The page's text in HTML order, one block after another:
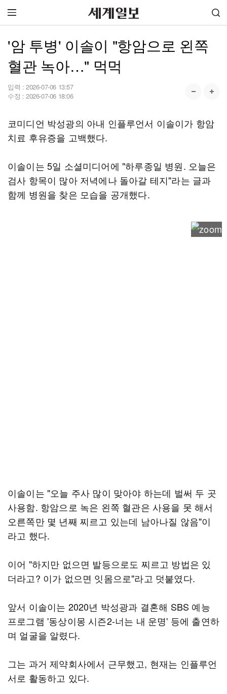
'암 투병' 이솔이 "항암으로 왼쪽
혈관 녹아…" 먹먹
입력 : 2026-07-06 13:57
수정 : 2026-07-06 18:06
코미디언 박성광의 아내 인플루언서 이솔이가 항암
치료 후유증을 고백했다.
이솔이는 5일 소셜미디어에 "하루종일 병원. 오늘은
검사 항목이 많아 저녁에나 돌아갈 테지"라는 글과
함께 병원을 찾은 모습을 공개했다.
이솔이는 "오늘 주사 많이 맞아야 하는데 벌써 두 곳
사용함. 항암으로 녹은 왼쪽 혈관은 사용을 못 해서
오른쪽만 몇 년째 찌르고 있는데 남아나질 않음"이
라고 했다.
이어 "하지만 없으면 발등으로도 찌르고 방법은 있
더라고? 이가 없으면 잇몸으로"라고 덧붙였다.
앞서 이솔이는 2020년 박성광과 결혼해 SBS 예능
프로그램 '동상이몽 시즌2-너는 내 운명' 등에 출연하
며 얼굴을 알렸다.
그는 과거 제약회사에서 근무했고, 현재는 인플루언
서로 활동하고 있다.